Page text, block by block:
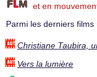
et en
Parmi les derniers films
Christiane Taubira,
Vers la lumière